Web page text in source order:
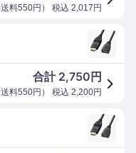
送料550円 ） 税込 2,017 円
合計 2,750 円
送料550円 ） 税込 2,200円